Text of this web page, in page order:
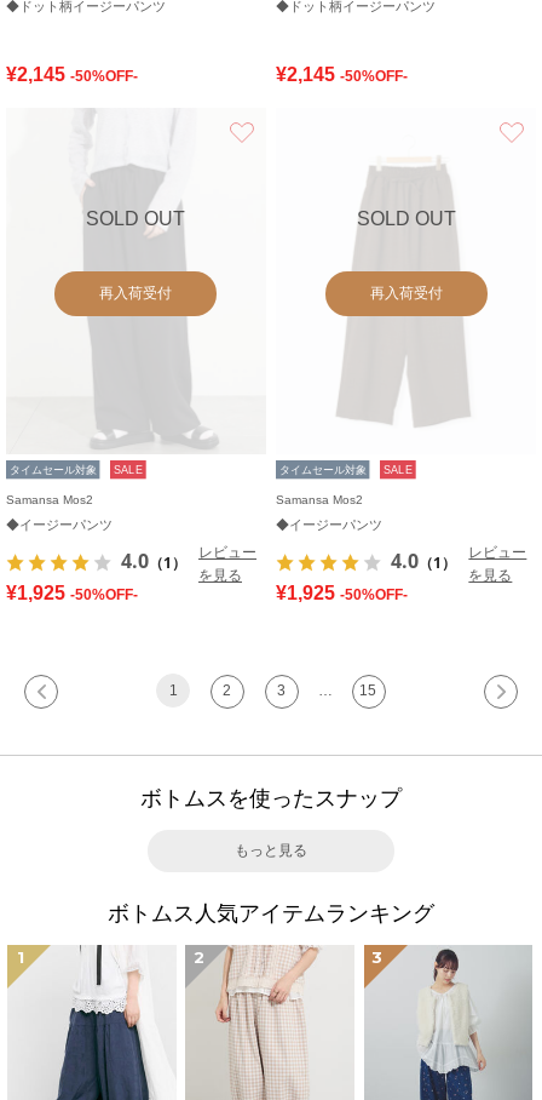
◆ドット柄イージーパンツ
¥2,145 -50%OFF-
◆ドット柄イージーパンツ
¥2,145 -50%OFF-
SOLD OUT
再入荷受付
タイムセール対象 SALE
Samansa Mos2
◆イージーパンツ
4.0 （1）
レビュー
を見る
¥1,925 -50%OFF-
SOLD OUT
再入荷受付
タイムセール対象 SALE
Samansa Mos2
◆イージーパンツ
4.0 （1）
レビュー
を見る
¥1,925 -50%OFF-
1 2 3 15
ボトムスを使ったスナップ
もっと見る
ボトムス人気アイテムランキング
1 2 3